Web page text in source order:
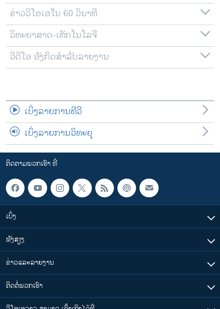
ພາສາຕ່າງໆ
ຂ່າວວີໂອເອໃນ 60 ວິນາທີ
ວິທະຍາສາດ-ເທັກໂນໂລຈີ
ວີດີໂອ ອັງກິດສຳລັບລາຍງານ
ເບິ່ງລາຍການທີວີ
ເບິ່ງລາຍການວິທະຍຸ
ຕິດຕາມພວກເຮົາ ທີ່
ເບິ່ງ
ຟັງສຽງ
ຂ່າວແລະລາຍງານ
ຕິດຕໍ່ພວກເຮົາ